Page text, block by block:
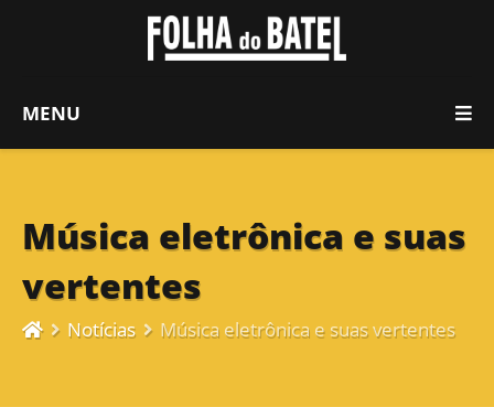
MENU
Música eletrônica e suas
vertentes
Notícias Música eletrônica e suas vertentes